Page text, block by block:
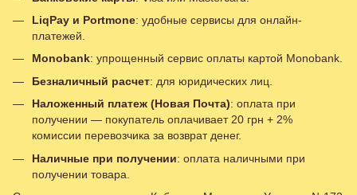
LiqPay и Portmone: удобные сервисы для онлайн-
платежей.
Monobank: упрощенный сервис оплаты картой Monobank.
Безналичный расчет: для юридических лиц.
Наложенный платеж (Новая Почта): оплата при
получении — покупатель оплачивает 20 грн + 2%
комиссии перевозчика за возврат денег.
Наличные при получении: оплата наличными при
получении товара.